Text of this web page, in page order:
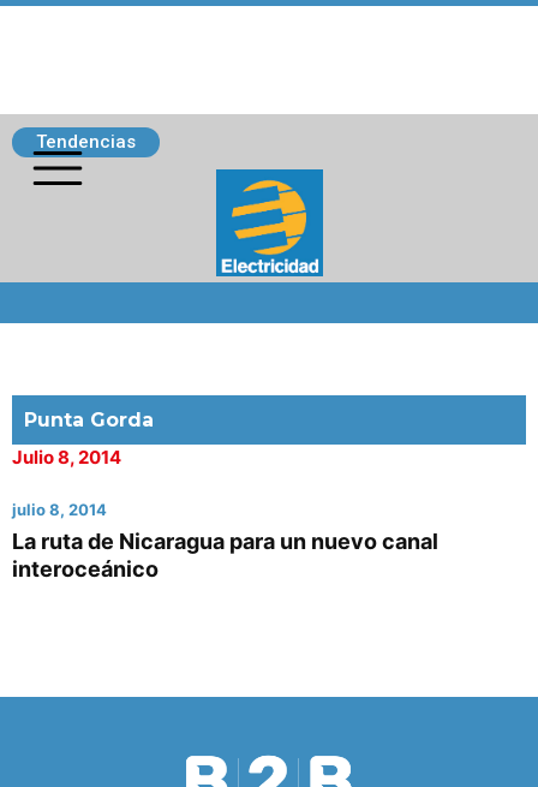
Tendencias
Punta Gorda
Julio 8, 2014
julio 8, 2014
La ruta de Nicaragua para un nuevo canal
interoceánico